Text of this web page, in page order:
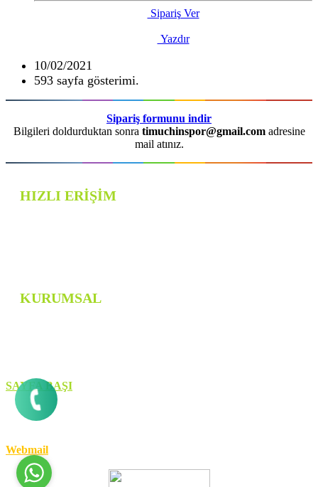
Sipariş Ver
Yazdır
10/02/2021
593 sayfa gösterimi.
Sipariş formunu indir
Bilgileri doldurduktan sonra timuchinspor@gmail.comadresine
mail atınız.
HIZLI ERİŞİM
KURUMSAL
SAYFA BAŞI
Copyring © 2012-2025 Timuchin Spor
Webmail